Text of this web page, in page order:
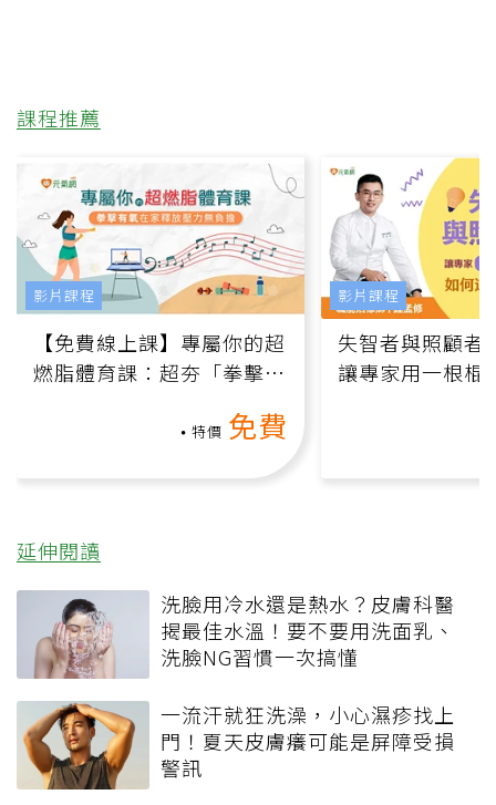
課程推薦
【免費線上課】專屬你的超
燃脂體育課：超夯「拳擊有
特價 免費
影片課程
失智者與照顧者
讓專家用一根棍
影片課程
延伸閱讀
洗臉用冷水還是熱水？皮膚科醫
揭最佳水溫！要不要用洗面乳、
洗臉NG習慣一次搞懂
一流汗就狂洗澡，小心濕疹找上
門！夏天皮膚癢可能是屏障受損
警訊